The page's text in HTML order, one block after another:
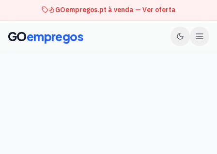
GOempregos.pt à venda — Ver oferta
GOempregos